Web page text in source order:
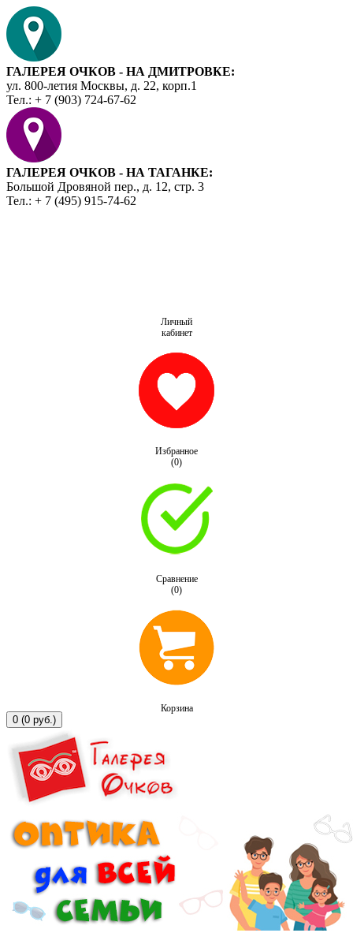
ГАЛЕРЕЯ ОЧКОВ - НА ДМИТРОВКЕ:
ул. 800-летия Москвы, д. 22, корп.1
Тел.: + 7 (903) 724-67-62
ГАЛЕРЕЯ ОЧКОВ - НА ТАГАНКЕ:
Большой Дровяной пер., д. 12, стр. 3
Тел.: + 7 (495) 915-74-62
Личный
кабинет
Избранное
(0)
Сравнение
(0)
Корзина
0 (0 руб.)